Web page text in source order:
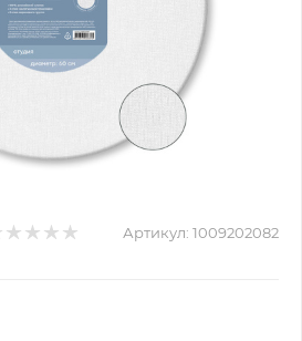
Артикул: 1009202082